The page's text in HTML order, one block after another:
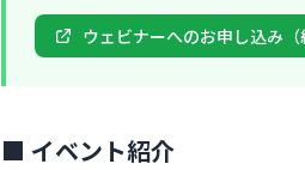
ウェビナーへのお申し込み（
■ イベント紹介